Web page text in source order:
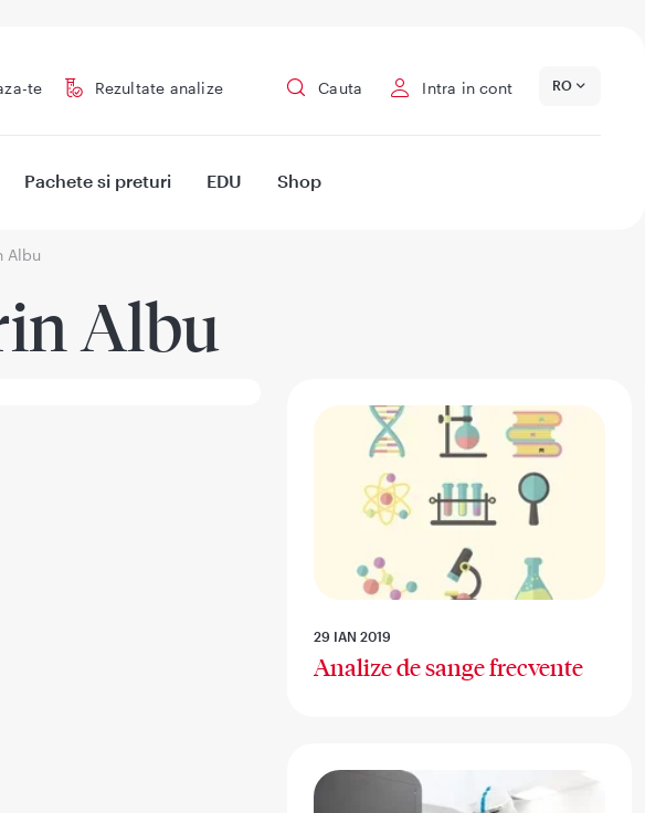
te Rezultate analize Cauta Intra in cont RO
Pachete si preturi EDU Shop
Albu
Albu
29 IAN 2019
Analize de sange frecvente